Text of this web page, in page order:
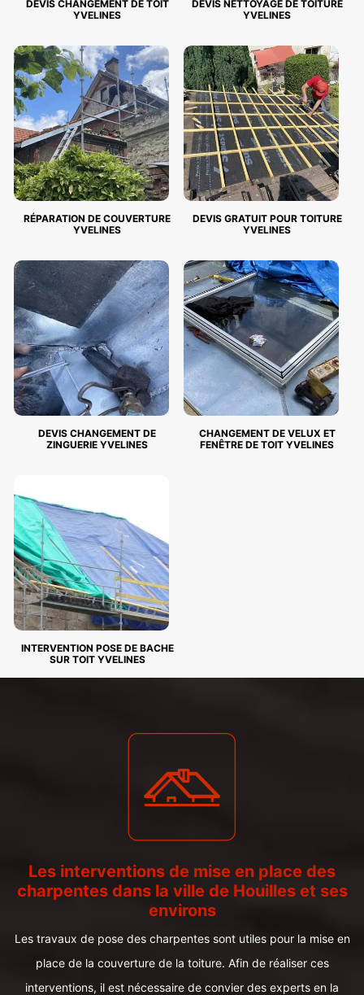
DEVIS CHANGEMENT DE TOIT
YVELINES
DEVIS NETTOYAGE DE TOITURE
YVELINES
RÉPARATION DE COUVERTURE
YVELINES
DEVIS GRATUIT POUR TOITURE
YVELINES
DEVIS CHANGEMENT DE
ZINGUERIE YVELINES
CHANGEMENT DE VELUX ET
FENÊTRE DE TOIT YVELINES
INTERVENTION POSE DE BACHE
SUR TOIT YVELINES
Les interventions de mise en place des
charpentes dans la ville de Houilles et ses
environs
Les travaux de pose des charpentes sont utiles pour la mise en
place de la couverture de la toiture. Afin de réaliser ces
interventions, il est nécessaire de convier des experts en la